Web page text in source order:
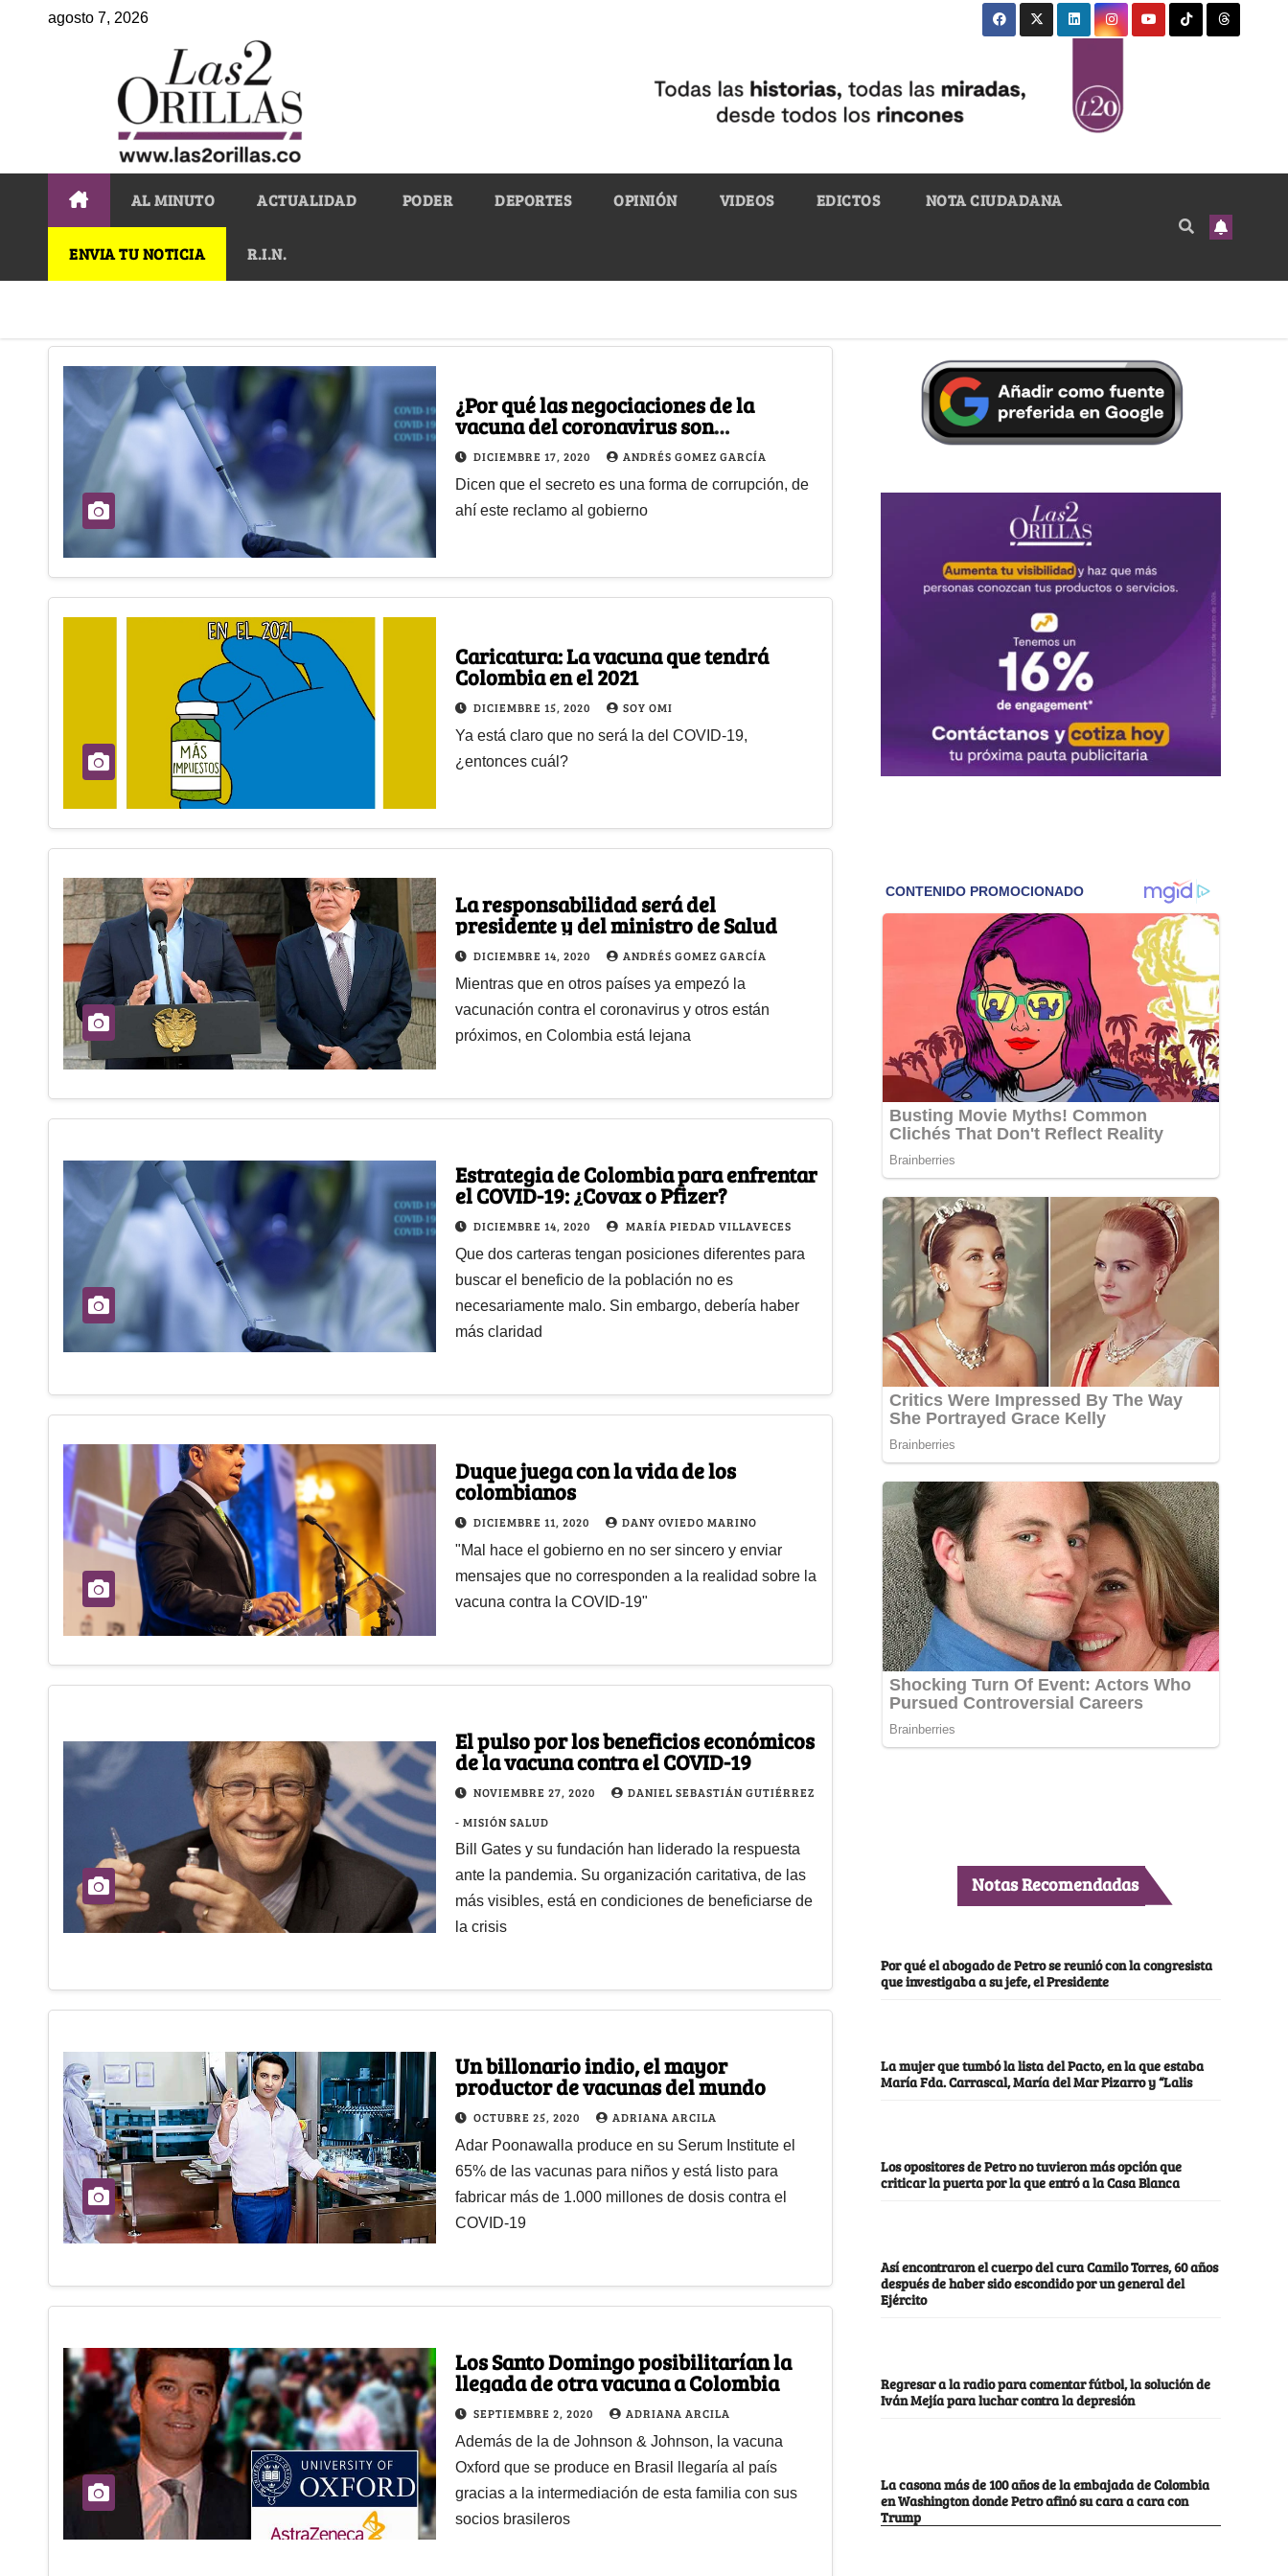
agosto 7, 2026
AL MINUTO ACTUALIDAD PODER DEPORTES OPINIÓN VIDEOS EDICTOS NOTA CIUDADANA
ENVIA TU NOTICIA R.I.N.
¿Por qué las negociaciones de la
vacuna del coronavirus son
confidenciales en Colombia?
DICIEMBRE 17, 2020 ANDRÉS GOMEZ GARCÍA
Dicen que el secreto es una forma de corrupción, de
ahí este reclamo al gobierno
Caricatura: La vacuna que tendrá
Colombia en el 2021
DICIEMBRE 15, 2020 SOY OMI
Ya está claro que no será la del COVID-19,
¿entonces cuál?
La responsabilidad será del
presidente y del ministro de Salud
DICIEMBRE 14, 2020 ANDRÉS GOMEZ GARCÍA
Mientras que en otros países ya empezó la
vacunación contra el coronavirus y otros están
próximos, en Colombia está lejana
Estrategia de Colombia para enfrentar
el COVID-19: ¿Covax o Pfizer?
DICIEMBRE 14, 2020 MARÍA PIEDAD VILLAVECES
Que dos carteras tengan posiciones diferentes para
buscar el beneficio de la población no es
necesariamente malo. Sin embargo, debería haber
más claridad
Duque juega con la vida de los
colombianos
DICIEMBRE 11, 2020 DANY OVIEDO MARINO
"Mal hace el gobierno en no ser sincero y enviar
mensajes que no corresponden a la realidad sobre la
vacuna contra la COVID-19"
El pulso por los beneficios económicos
de la vacuna contra el COVID-19
NOVIEMBRE 27, 2020
DANIEL SEBASTIÁN GUTIÉRREZ
- MISIÓN SALUD
Bill Gates y su fundación han liderado la respuesta
ante la pandemia. Su organización caritativa, de las
más visibles, está en condiciones de beneficiarse de
la crisis
Un billonario indio, el mayor
productor de vacunas del mundo
OCTUBRE 25, 2020 ADRIANA ARCILA
Adar Poonawalla produce en su Serum Institute el
65% de las vacunas para niños y está listo para
fabricar más de 1.000 millones de dosis contra el
COVID-19
Los Santo Domingo posibilitarían la
llegada de otra vacuna a Colombia
SEPTIEMBRE 2, 2020 ADRIANA ARCILA
Además de la de Johnson & Johnson, la vacuna
Oxford que se produce en Brasil llegaría al país
gracias a la intermediación de esta familia con sus
socios brasileros
Notas Recomendadas
Por qué el abogado de Petro se reunió con la congresista
que investigaba a su jefe, el Presidente
La mujer que tumbó la lista del Pacto, en la que estaba
María Fda. Carrascal, María del Mar Pizarro y “Lalis
Los opositores de Petro no tuvieron más opción que
criticar la puerta por la que entró a la Casa Blanca
Así encontraron el cuerpo del cura Camilo Torres, 60 años
después de haber sido escondido por un general del
Ejército
Regresar a la radio para comentar fútbol, la solución de
Iván Mejía para luchar contra la depresión
La casona más de 100 años de la embajada de Colombia
en Washington donde Petro afinó su cara a cara con
Trump